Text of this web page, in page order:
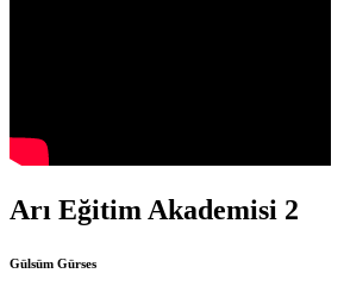
Arı Eğitim Akademisi 2
Gülsüm Gürses